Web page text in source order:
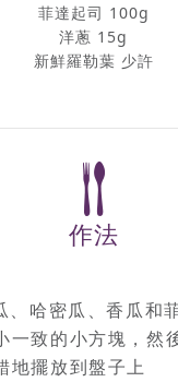
菲達起司 100g
洋蔥 15g
新鮮羅勒葉 少許
作法
、哈密瓜、香瓜和
一致的小方塊，然
地擺放到盤子上